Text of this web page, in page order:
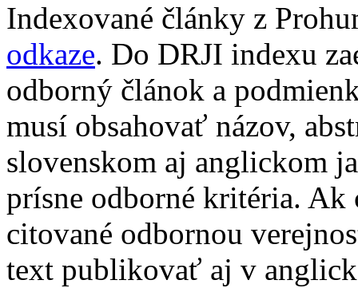
Indexované články z
odkaze. Do DRJI indexu
odborný článok a
musí obsahovať názov,
slovenskom aj anglickom
prísne odborné kritéria. Ak
citované odbornou
text publikovať aj v